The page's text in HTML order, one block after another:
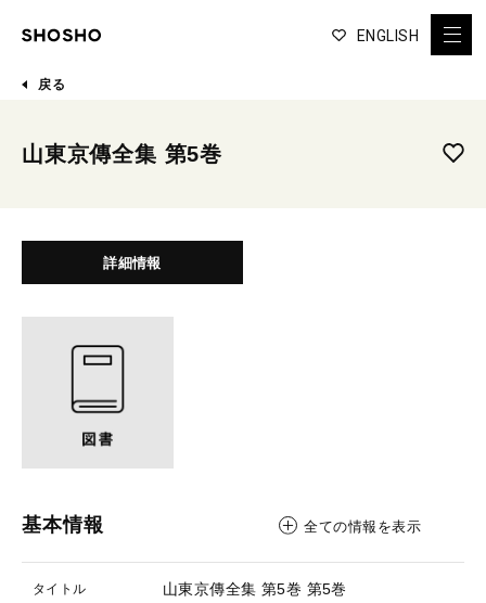
ENGLISH
戻る
山東京傳全集 第5巻
詳細情報
基本情報 全ての情報を表示
タイトル 山東京傳全集 第5巻 第5巻